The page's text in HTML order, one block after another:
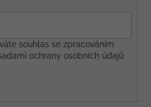
souhlas se zpracováním
ochrany osobních údajů